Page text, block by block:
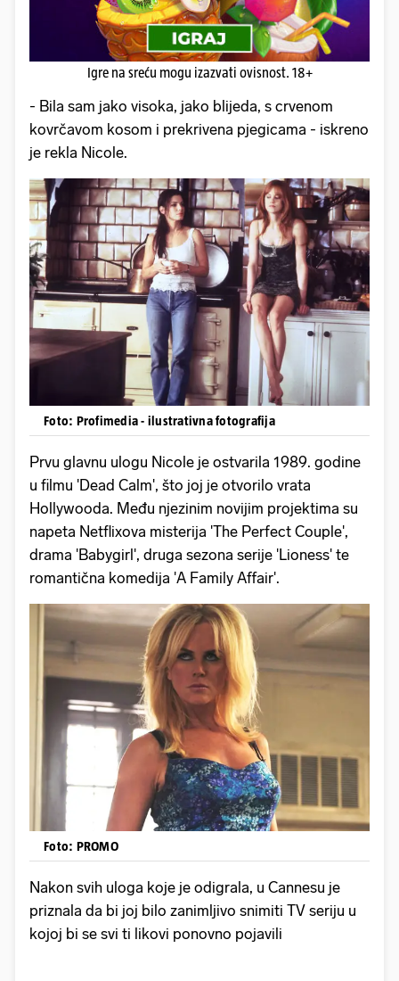
Igre na sreću mogu izazvati ovisnost. 18+
- Bila sam jako visoka, jako blijeda, s crvenom
kovrčavom kosom i prekrivena pjegicama - iskreno
je rekla Nicole.
Foto: Profimedia - ilustrativna fotografija
Prvu glavnu ulogu Nicole je ostvarila 1989. godine
u filmu 'Dead Calm', što joj je otvorilo vrata
Hollywooda. Među njezinim novijim projektima su
napeta Netflixova misterija 'The Perfect Couple',
drama 'Babygirl', druga sezona serije 'Lioness' te
romantična komedija 'A Family Affair'.
Foto: PROMO
Nakon svih uloga koje je odigrala, u Cannesu je
priznala da bi joj bilo zanimljivo snimiti TV seriju u
kojoj bi se svi ti likovi ponovno pojavili